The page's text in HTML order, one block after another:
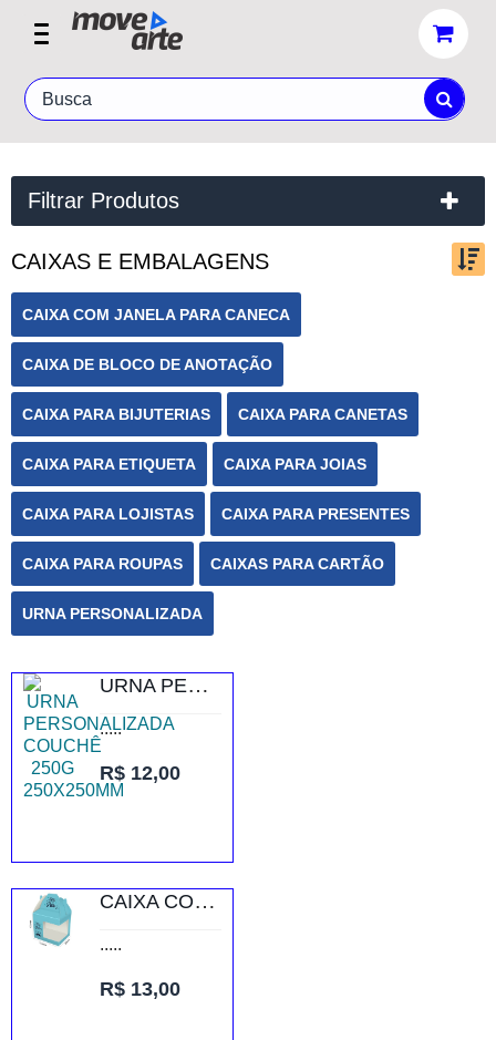
Filtrar Produtos
CAIXAS E EMBALAGENS
Ordenar por:
Exibir até:
CAIXA COM JANELA PARA CANECA
CAIXA DE BLOCO DE ANOTAÇÃO
CAIXA PARA BIJUTERIAS CAIXA PARA CANETAS
CAIXA PARA ETIQUETA CAIXA PARA JOIAS
CAIXA PARA LOJISTAS CAIXA PARA PRESENTES
CAIXA PARA ROUPAS CAIXAS PARA CARTÃO
URNA PERSONALIZADA
URNA PERSONALIZADA COUCHÊ 250G 250X250MM
.....
R$ 12,00
CAIXA COM JANELA PARA CANECA SUPREMO 250G VERNIZ UV TOTAL FRENTE
.....
R$ 13,00